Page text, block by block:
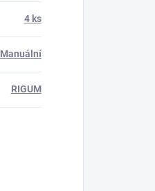
4 ks
Manuální
RIGUM